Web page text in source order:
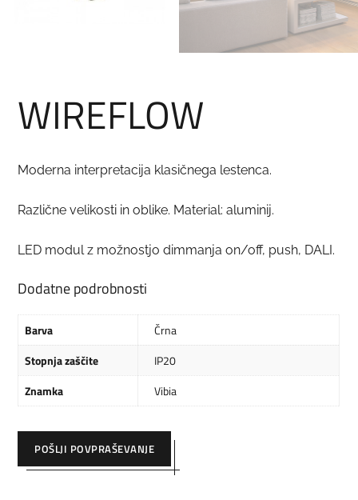
WIREFLOW
Moderna interpretacija klasičnega lestenca.
Različne velikosti in oblike. Material: aluminij.
LED modul z možnostjo dimmanja on/off, push, DALI.
Dodatne podrobnosti
Barva
Črna
Stopnja zaščite
IP20
Znamka
Vibia
POŠLJI POVPRAŠEVANJE